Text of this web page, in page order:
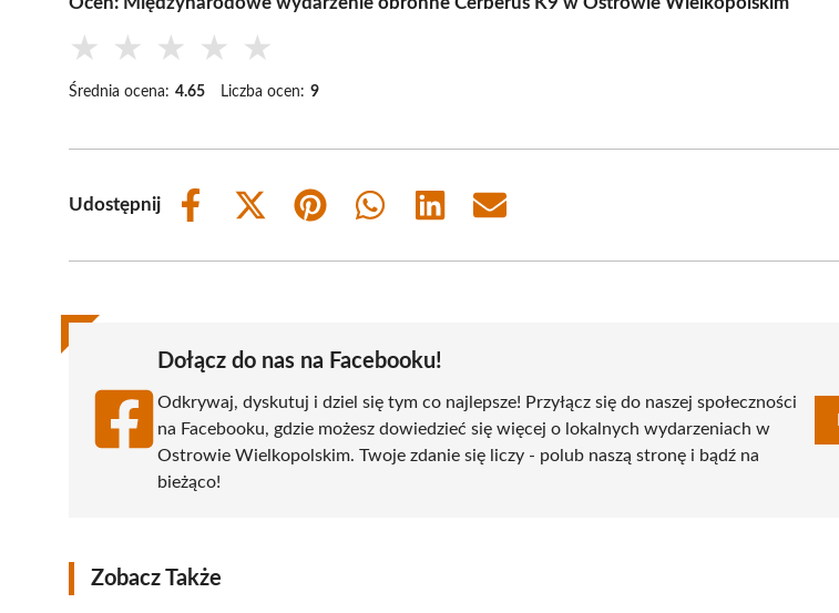
★ ★ ★ ★ ★
Średnia ocena: 4.65 Liczba ocen: 9
Udostępnij
Share
Share
(Twitter)
Share
Share
Share
Share
Dołącz do nas na Facebooku!
Odkrywaj, dyskutuj i dziel się tym co najlepsze! Przyłącz się do naszej społeczności
na Facebooku, gdzie możesz dowiedzieć się więcej o lokalnych wydarzeniach w
Ostrowie Wielkopolskim. Twoje zdanie się liczy - polub naszą stronę i bądź na
bieżąco!
Zobacz Także